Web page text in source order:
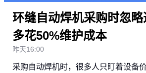
环缝自动焊机采购时忽
多花50%维护成本
昨天16:00
采购自动焊机时，很多人只盯着设备